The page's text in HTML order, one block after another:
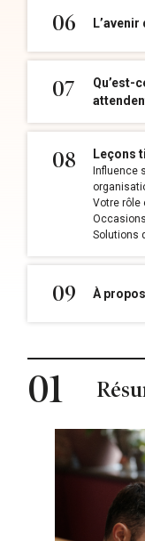
07
Qu’est-
09 À
06
08 Leçons
Influence
Votre rôle
Solutions
01